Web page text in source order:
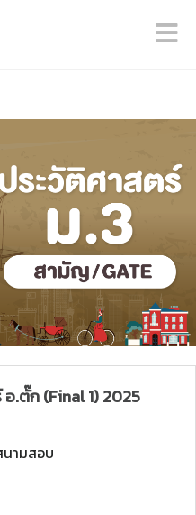
อ.ตั๊ก (Final 1) 2025
นามสอบ